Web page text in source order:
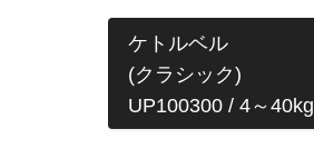
ケトルベル
(クラシック)
UP100300 / 4～40kg